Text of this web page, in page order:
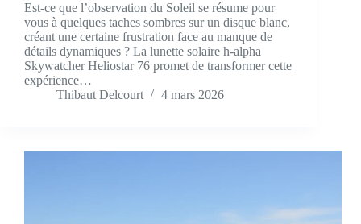
Est-ce que l’observation du Soleil se résume pour
vous à quelques taches sombres sur un disque blanc,
créant une certaine frustration face au manque de
détails dynamiques ? La lunette solaire h-alpha
Skywatcher Heliostar 76 promet de transformer cette
expérience…
Thibaut Delcourt
4 mars 2026